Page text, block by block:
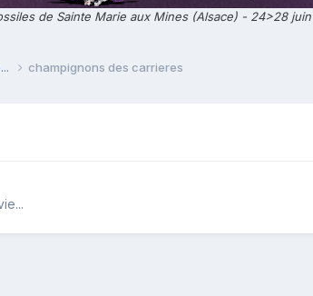
de Sainte Marie aux Mines (Alsace) - 24>28
champignons des carrieres